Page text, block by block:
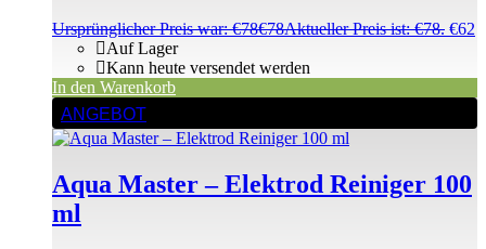
Ursprünglicher Preis war: €78€78Aktueller Preis ist: €78. €62
Auf Lager
Kann heute versendet werden
In den Warenkorb
ANGEBOT
Aqua Master – Elektrod Reiniger 100
ml